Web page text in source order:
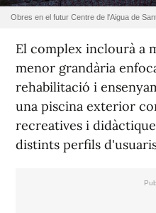
Obres en el futur Centre de l'Aigua de
El complex inclourà a
menor grandària
rehabilitació i
una piscina exterior
recreatives i
distints perfils